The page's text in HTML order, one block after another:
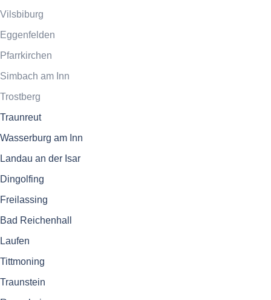
Vilsbiburg
Eggenfelden
Pfarrkirchen
Simbach am Inn
Trostberg
Traunreut
Wasserburg am Inn
Landau an der Isar
Dingolfing
Freilassing
Bad Reichenhall
Laufen
Tittmoning
Traunstein